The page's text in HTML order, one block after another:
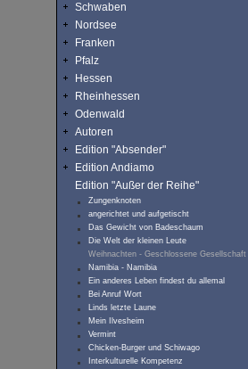
Schwaben
Nordsee
Franken
Pfalz
Hessen
Rheinhessen
Odenwald
Autoren
Edition "Absender"
Edition Andiamo
Edition "Außer der Reihe"
Zungenknoten
angerichtet und aufgetischt
Das Gewicht von Badeschaum
Die Welt der kleinen Leute
Weihnachten - Geschlossene Gesellschaft
Namibia - Namibia
Ein anderes Leben findest du allemal
Bei Anruf Wort
Linds letzte Laune
Mein Ilvesheim
Vermint
Chicken-Burger und Schiwago
Interkulturelle Kompetenz